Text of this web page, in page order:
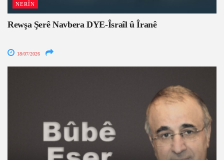
NERÎN
Rewşa Şerê Navbera DYE-Îsraîl û Îranê
18/07/2026